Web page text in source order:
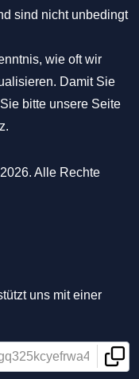
sind nicht unbedingt
wie oft wir
Damit Sie
bitte unsere Seite
.
Alle Rechte
uns mit einer